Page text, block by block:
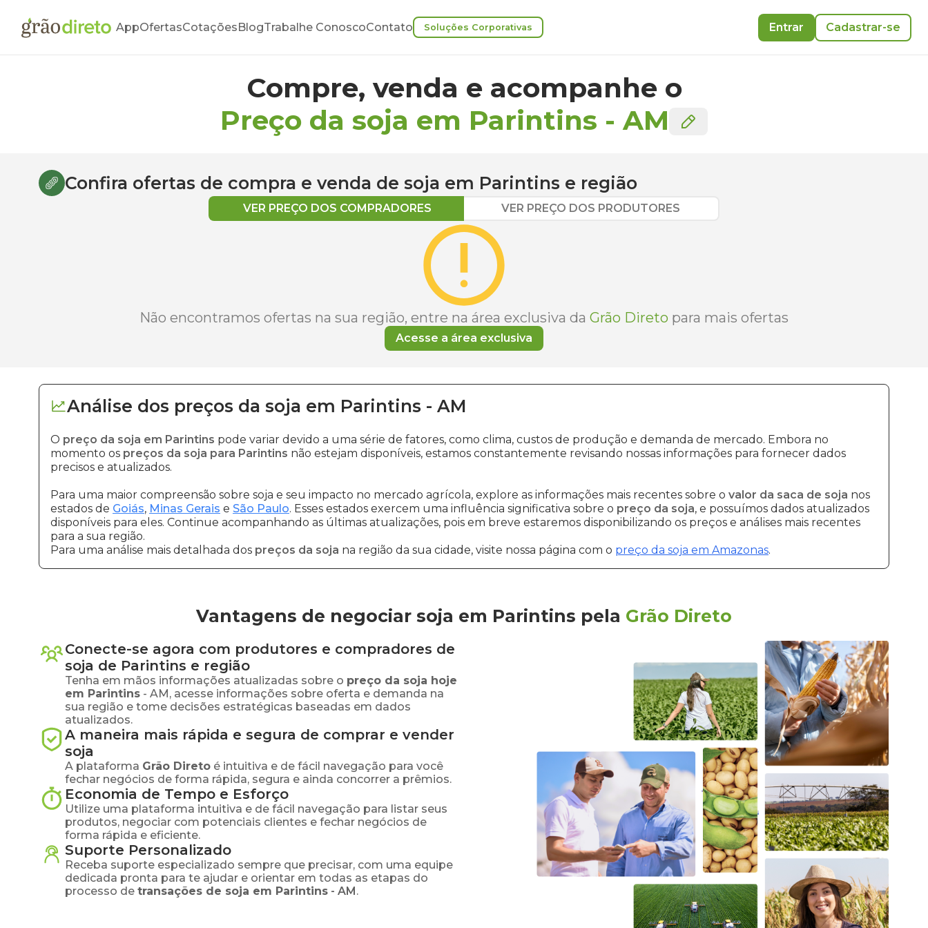
AppOfertasCotaçõesBlogTrabalhe ConoscoContato Soluções Corporativas Entrar Cadastrar-se
Compre, venda e acompanhe o
Preço da soja em Parintins -AM
Confira ofertas de compra e venda de soja em Parintins e região
VER PREÇO DOS COMPRADORES VER PREÇO DOS PRODUTORES
Não encontramos ofertas na sua região, entre na área exclusiva da Grão Direto para mais ofertas
Acesse a área exclusiva
Análise dos preços da soja em Parintins - AM
O preço da soja em Parintins pode variar devido a uma série de fatores, como clima, custos de produção e demanda de mercado. Embora no
momento os preços da soja para Parintins não estejam disponíveis, estamos constantemente revisando nossas informações para fornecer dados
precisos e atualizados.
Para uma maior compreensão sobre soja e seu impacto no mercado agrícola, explore as informações mais recentes sobre o valor da saca de soja nos
estados de Goiás, Minas Gerais e São Paulo. Esses estados exercem uma influência significativa sobre o preço da soja, e possuímos dados atualizados
disponíveis para eles. Continue acompanhando as últimas atualizações, pois em breve estaremos disponibilizando os preços e análises mais recentes
para a sua região.
Para uma análise mais detalhada dos preços da soja na região da sua cidade, visite nossa página com o preço da soja em Amazonas.
Vantagens de negociar soja em Parintins pela Grão Direto
Conecte-se agora com produtores e compradores de
soja de Parintins e região
Tenha em mãos informações atualizadas sobre o preço da soja hoje
em Parintins - AM, acesse informações sobre oferta e demanda na
sua região e tome decisões estratégicas baseadas em dados
atualizados.
A maneira mais rápida e segura de comprar e vender
soja
A plataforma Grão Direto é intuitiva e de fácil navegação para você
fechar negócios de forma rápida, segura e ainda concorrer a prêmios.
Economia de Tempo e Esforço
Utilize uma plataforma intuitiva e de fácil navegação para listar seus
produtos, negociar com potenciais clientes e fechar negócios de
forma rápida e eficiente.
Suporte Personalizado
Receba suporte especializado sempre que precisar, com uma equipe
dedicada pronta para te ajudar e orientar em todas as etapas do
processo de transações de soja em Parintins - AM.